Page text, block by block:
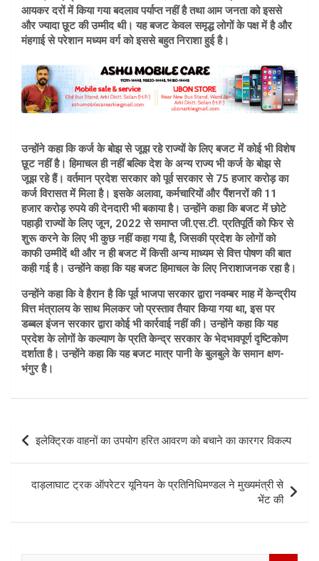
आयकर दरों में किया गया बदलाव पर्याप्त नहीं है तथा आम जनता को इससे
और ज्यादा छूट की उम्मीद थी। यह बजट केवल समृद्ध लोगों के पक्ष में है और
मंहगाई से परेशान मध्यम वर्ग को इससे बहुत निराशा हुई है।
उन्होंने कहा कि कर्ज के बोझ से जूझ रहे राज्यों के लिए बजट में कोई भी विशेष
छूट नहीं है। हिमाचल ही नहीं बल्कि देश के अन्य राज्य भी कर्ज के बोझ से
जूझ रहे हैं। वर्तमान प्रदेश सरकार को पूर्व सरकार से 75 हजार करोड़ का
कर्ज विरासत में मिला है। इसके अलावा, कर्मचारियों और पैंशनरों की 11
हजार करोड़ रुपये की देनदारी भी बकाया है। उन्होंने कहा कि बजट में छोटे
पहाड़ी राज्यों के लिए जून, 2022 से समाप्त जी.एस.टी. प्रतिपूर्ति को फिर से
शुरू करने के लिए भी कुछ नहीं कहा गया है, जिसकी प्रदेश के लोगों को
काफी उम्मीदें थी और न ही बजट में किसी अन्य माध्यम से वित्त पोषण की बात
कही गई है। उन्होंने कहा कि यह बजट हिमाचल के लिए निराशाजनक रहा है।
उन्होंने कहा कि वे हैरान है कि पूर्व भाजपा सरकार द्वारा नवम्बर माह में केन्द्रीय
वित्त मंत्रालय के साथ मिलकर जो प्रस्ताव तैयार किया गया था, इस पर
डब्बल इंजन सरकार द्वारा कोई भी कार्रवाई नहीं की। उन्होंने कहा कि यह
प्रदेश के लोगों के कल्याण के प्रति केन्द्र सरकार के भेदभावपूर्ण दृष्टिकोण
दर्शाता है। उन्होंने कहा कि यह बजट मात्र पानी के बुलबुले के समान क्षण-
भंगुर है।
Post
navigation
इलेक्ट्रिक वाहनों का उपयोग हरित आवरण को बचाने का कारगर विकल्प
दाड़लाघाट ट्रक ऑपरेटर यूनियन के प्रतिनिधिमण्डल ने मुख्यमंत्री से
भेंट की